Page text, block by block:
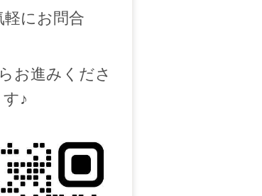
にお問合
お進みくださ
♪